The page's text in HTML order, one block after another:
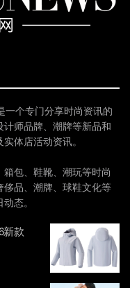
一个专门分享时尚资讯的
师品牌、潮牌等新品和
体店活动资讯。
包、鞋靴、潮玩等时尚
品、潮牌、球鞋文化等
态。
新款